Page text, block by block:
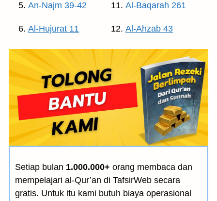
An-Najm 39-42
Al-Hujurat 11
Al-Baqarah 261
Al-Ahzab 43
Setiap bulan 1.000.000+ orang membaca dan
mempelajari al-Qur’an di TafsirWeb secara
gratis. Untuk itu kami butuh biaya operasional